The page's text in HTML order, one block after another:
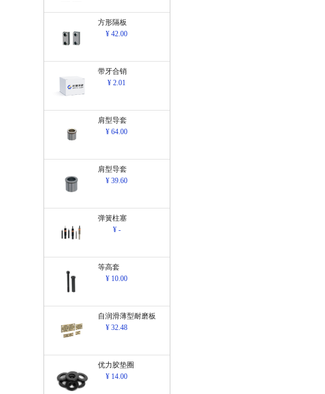
方形隔板
¥ 42.00
带牙合销
¥ 2.01
肩型导套
¥ 64.00
肩型导套
¥ 39.60
弹簧柱塞
¥ -
等高套
¥ 10.00
自润滑薄型耐磨板
¥ 32.48
优力胶垫圈
¥ 14.00